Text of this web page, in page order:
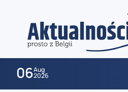
06Aug
2026